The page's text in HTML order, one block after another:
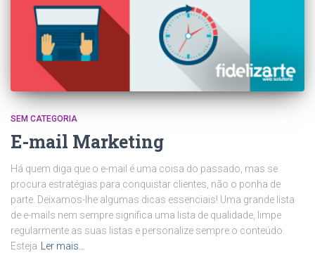
SEM CATEGORIA
E-mail Marketing
Há quem diga que o e-mail é uma coisa do passado, mas se
procura estratégias para conquistar clientes, não o ponha de
parte. Deixamos-lhe algumas dicas essenciais! Uma grande lista
de e-mails nem sempre significa uma lista de qualidade, limpe
regularmente as suas listas e personalize sempre o conteúdo.
Esteja Ler mais…